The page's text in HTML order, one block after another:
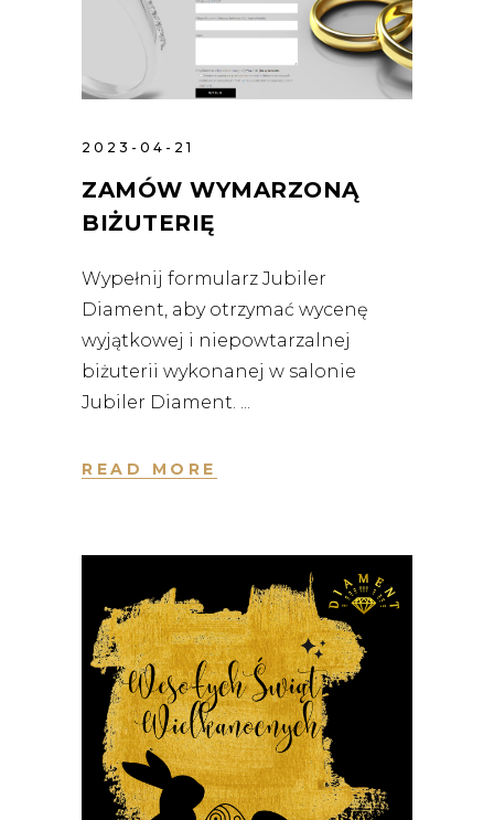
2023-04-21
ZAMÓW WYMARZONĄ
BIŻUTERIĘ
Wypełnij formularz Jubiler
Diament, aby otrzymać wycenę
wyjątkowej i niepowtarzalnej
biżuterii wykonanej w salonie
Jubiler Diament.
READ MORE